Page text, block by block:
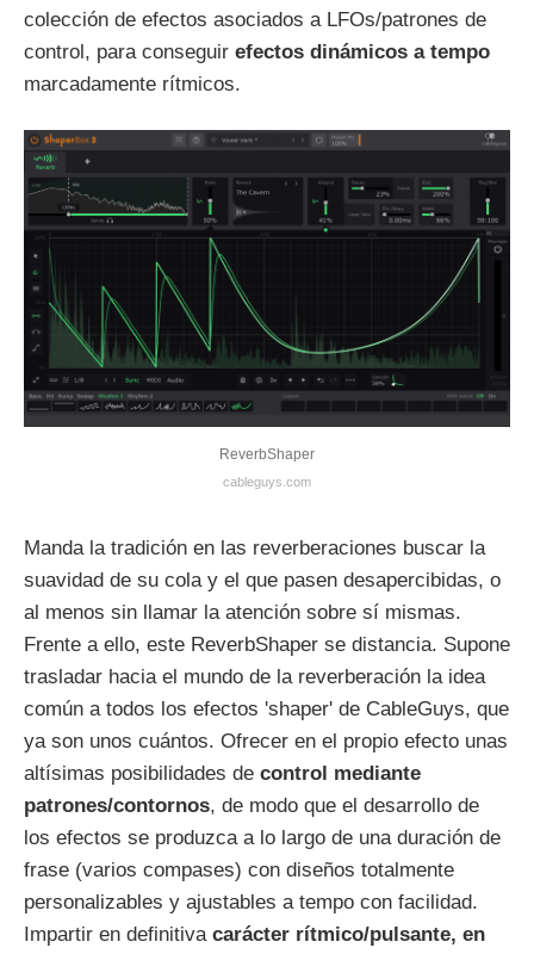
colección de efectos asociados a LFOs/patrones de
control, para conseguir efectos dinámicos a tempo
marcadamente rítmicos.
ReverbShaper
cableguys.com
Manda la tradición en las reverberaciones buscar la
suavidad de su cola y el que pasen desapercibidas, o
al menos sin llamar la atención sobre sí mismas.
Frente a ello, este ReverbShaper se distancia. Supone
trasladar hacia el mundo de la reverberación la idea
común a todos los efectos 'shaper' de CableGuys, que
ya son unos cuántos. Ofrecer en el propio efecto unas
altísimas posibilidades de control mediante
patrones/contornos, de modo que el desarrollo de
los efectos se produzca a lo largo de una duración de
frase (varios compases) con diseños totalmente
personalizables y ajustables a tempo con facilidad.
Impartir en definitiva carácter rítmico/pulsante, en